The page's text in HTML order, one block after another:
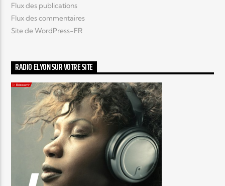
Flux des publications
Flux des commentaires
Site de WordPress-FR
RADIO ELYON SUR VOTRE SITE